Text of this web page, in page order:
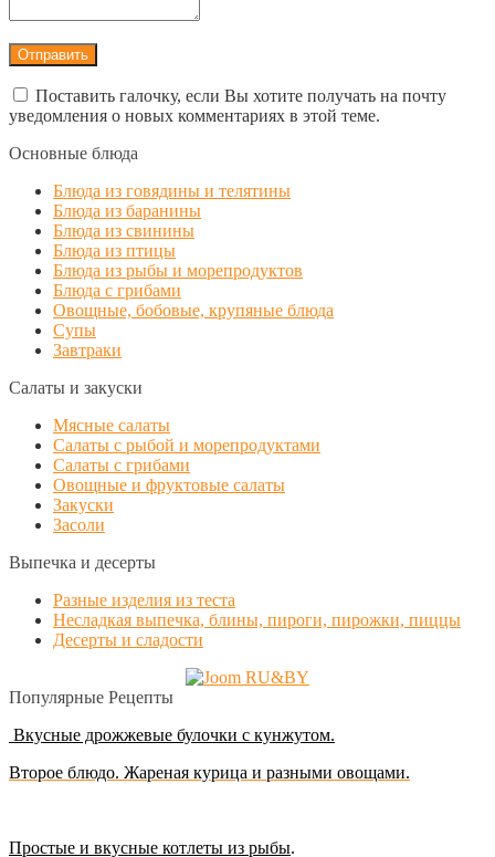
Поставить галочку, если Вы хотите получать на почту
уведомления о новых комментариях в этой теме.
Основные блюда
Блюда из говядины и телятины
Блюда из баранины
Блюда из свинины
Блюда из птицы
Блюда из рыбы и морепродуктов
Блюда с грибами
Овощные, бобовые, крупяные блюда
Супы
Завтраки
Салаты и закуски
Мясные салаты
Салаты с рыбой и морепродуктами
Салаты с грибами
Овощные и фруктовые салаты
Закуски
Засоли
Выпечка и десерты
Разные изделия из теста
Несладкая выпечка, блины, пироги, пирожки, пиццы
Десерты и сладости
Популярные Рецепты
Вкусные дрожжевые булочки с кунжутом.
Второе блюдо. Жареная курица и разными овощами.
Простые и вкусные котлеты из рыбы.